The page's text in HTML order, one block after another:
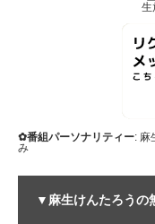
生
✿番組パーソナリティー: 麻
み
▼麻生けんたろうの